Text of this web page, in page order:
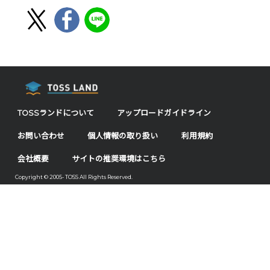
TOSSランドについて アップロードガイドライン
お問い合わせ 個人情報の取り扱い 利用規約
会社概要 サイトの推奨環境はこちら
Copyright © 2005- TOSS All Rights Reserved.